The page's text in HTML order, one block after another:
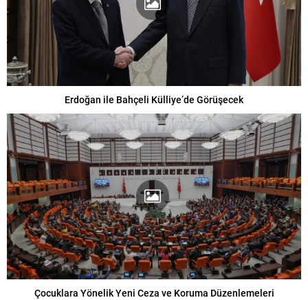
Erdoğan ile Bahçeli Külliye’de Görüşecek
Çocuklara Yönelik Yeni Ceza ve Koruma Düzenlemeleri